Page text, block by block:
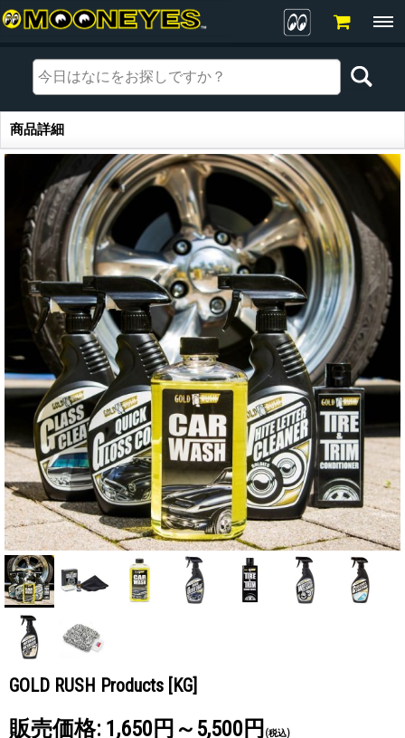
商品詳細
商品詳細
GOLD RUSH Products [KG]
販売価格: 1,650円～5,500円 (税込)